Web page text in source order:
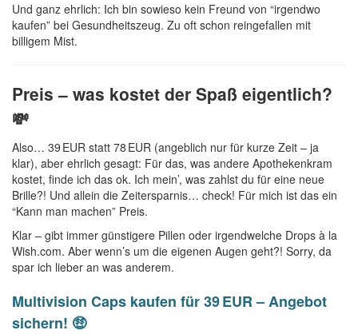
Und ganz ehrlich: Ich bin sowieso kein Freund von “irgendwo
kaufen” bei Gesundheitszeug. Zu oft schon reingefallen mit
billigem Mist.
Preis – was kostet der Spaß eigentlich?
💸
Also… 39 EUR statt 78 EUR (angeblich nur für kurze Zeit – ja
klar), aber ehrlich gesagt: Für das, was andere Apothekenkram
kostet, finde ich das ok. Ich mein’, was zahlst du für eine neue
Brille?! Und allein die Zeitersparnis… check! Für mich ist das ein
“Kann man machen” Preis.
Klar – gibt immer günstigere Pillen oder irgendwelche Drops à la
Wish.com. Aber wenn’s um die eigenen Augen geht?! Sorry, da
spar ich lieber an was anderem.
Multivision Caps kaufen für 39 EUR – Angebot
sichern! 🤑